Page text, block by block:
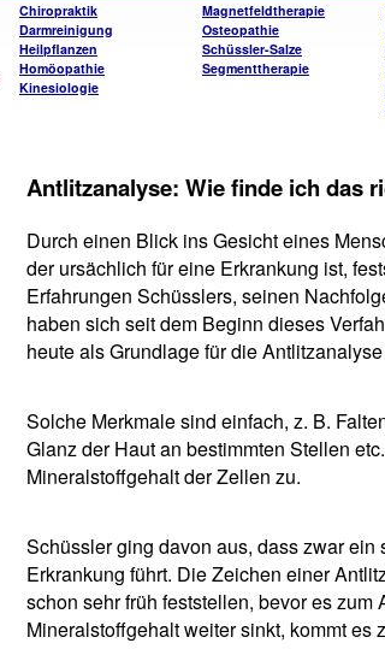
Chiropraktik
Darmreinigung
Heilpflanzen
Homöopathie
Kinesiologie
Magnetfeldtherapie
Osteopathie
Schüssler-Salze
Segmenttherapie
Antlitzanalyse: Wie finde ich das
Durch einen Blick ins Gesicht eines
der ursächlich für eine Erkrankung ist,
Erfahrungen Schüsslers, seinen
haben sich seit dem Beginn dieses
heute als Grundlage für die
Solche Merkmale sind einfach, z. B.
Glanz der Haut an bestimmten Stellen
Mineralstoffgehalt der Zellen zu.
Schüssler ging davon aus, dass zwar
Erkrankung führt. Die Zeichen einer
schon sehr früh feststellen, bevor es
Mineralstoffgehalt weiter sinkt, kommt es